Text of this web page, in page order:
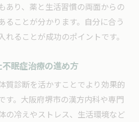
あり、薬と生活習慣の両面からの
ることが分かります。自分に合う
れることが成功のポイントです。
眠症治療の進め方
質診断を活かすことでより効果的
す。大阪府堺市の漢方内科や専門
の冷えやストレス、生活環境など